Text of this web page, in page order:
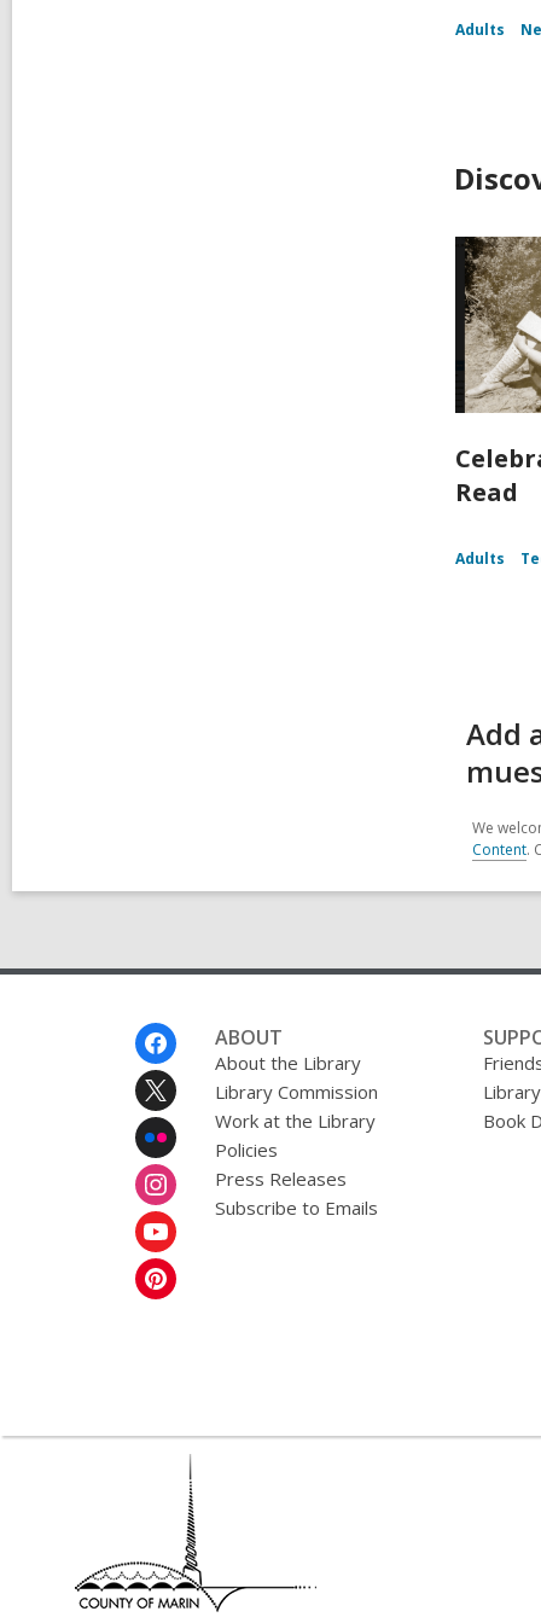
Adults
Read
Adults
Add
We
Content.
ABOUT
About the Library
Library Commission
Work at the Library
Policies
Press Releases
Subscribe to Emails
Book